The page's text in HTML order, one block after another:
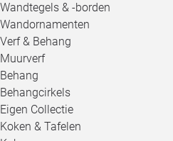
Wandtegels & -borden
Wandornamenten
Verf & Behang
Muurverf
Behang
Behangcirkels
Eigen Collectie
Koken & Tafelen